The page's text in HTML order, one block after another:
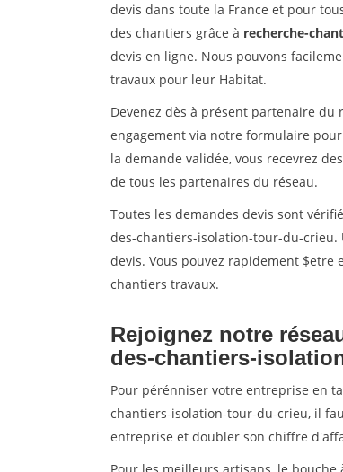
devis dans toute la France et pour
des chantiers grâce à recherche-
devis en ligne. Nous pouvons
travaux pour leur Habitat.
Devenez dès à présent partenaire du
engagement via notre formulaire
la demande validée, vous recevrez
de tous les partenaires du réseau.
Toutes les demandes devis sont
des-chantiers-isolation-tour-du-
devis. Vous pouvez rapidement
chantiers travaux.
Rejoignez notre
des-chantiers-
Pour pérénniser votre entreprise en
chantiers-isolation-tour-du-crieu, il
entreprise et doubler son chiffre